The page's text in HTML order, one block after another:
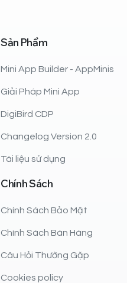
Sản Phẩm
Mini App Builder - AppMinis
Giải Pháp Mini App
DigiBird CDP
Changelog Version 2.0
Tài liệu sử dụng
ChínhSách
Chính Sách Bảo Mật
Chính Sách Bán Hàng
Câu Hỏi Thường Gặp
Cookies policy